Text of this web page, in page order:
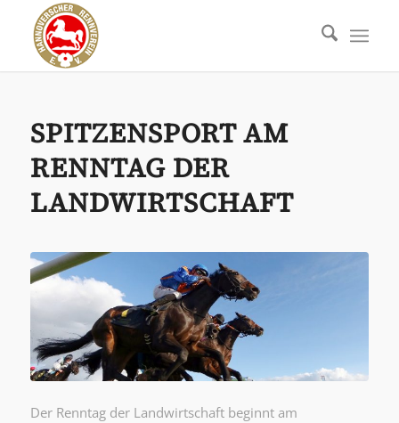
SPITZENSPORT AM
RENNTAG DER
LANDWIRTSCHAFT
Der Renntag der Landwirtschaft beginnt am